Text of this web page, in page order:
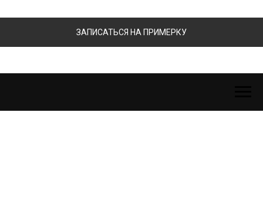
ЗАПИСАТЬСЯ НА ПРИМЕРКУ